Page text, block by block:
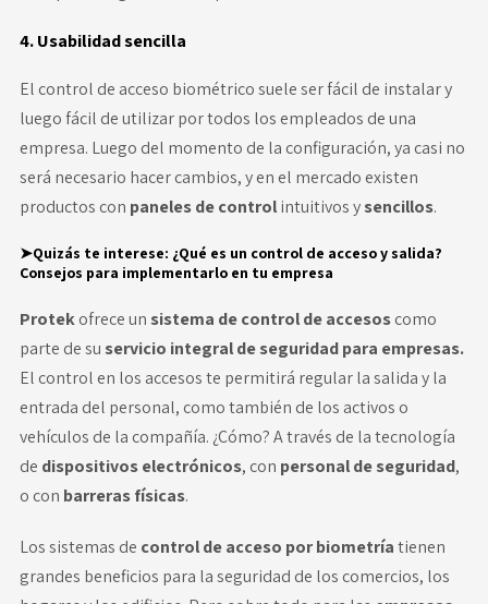
4. Usabilidad sencilla
El control de acceso biométrico suele ser fácil de instalar y
luego fácil de utilizar por todos los empleados de una
empresa. Luego del momento de la configuración, ya casi no
será necesario hacer cambios, y en el mercado existen
productos con paneles de controlintuitivos ysencillos.
➤Quizás te interese: ¿Qué es un control de acceso y salida?
Consejos para implementarlo en tu empresa
Protekofrece un sistema de control de accesoscomo
parte de su servicio integral de seguridad para empresas.
El control en los accesos te permitirá regular la salida y la
entrada del personal, como también de los activos o
vehículos de la compañía. ¿Cómo? A través de la tecnología
de dispositivos electrónicos, con personal de seguridad,
o con barreras físicas.
Los sistemas de control de acceso por biometríatienen
grandes beneficios para la seguridad de los comercios, los